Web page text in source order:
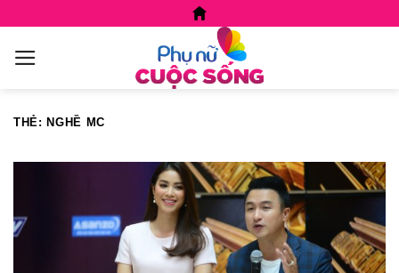
content
THẺ: NGHỀ MC